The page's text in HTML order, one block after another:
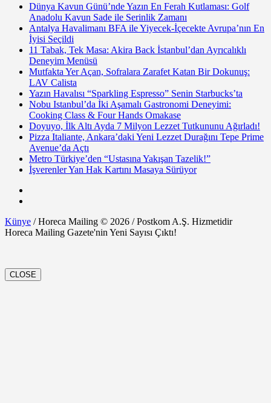
Dünya Kavun Günü’nde Yazın En Ferah Kutlaması: Golf
Anadolu Kavun Sade ile Serinlik Zamanı
Antalya Havalimanı BFA ile Yiyecek-İçecekte Avrupa’nın En
İyisi Seçildi
11 Tabak, Tek Masa: Akira Back İstanbul’dan Ayrıcalıklı
Deneyim Menüsü
Mutfakta Yer Açan, Sofralara Zarafet Katan Bir Dokunuş:
LAV Calista
Yazın Havalısı “Sparkling Espresso” Senin Starbucks’ta
Nobu Istanbul’da İki Aşamalı Gastronomi Deneyimi:
Cooking Class & Four Hands Omakase
Doyuyo, İlk Altı Ayda 7 Milyon Lezzet Tutkununu Ağırladı!
Pizza Italiante, Ankara’daki Yeni Lezzet Durağını Tepe Prime
Avenue’da Açtı
Metro Türkiye’den “Ustasına Yakışan Tazelik!”
İşverenler Yan Hak Kartını Masaya Sürüyor
Künye / Horeca Mailing © 2026 / Postkom A.Ş. Hizmetidir
Horeca Mailing Gazete'nin Yeni Sayısı Çıktı!
CLOSE